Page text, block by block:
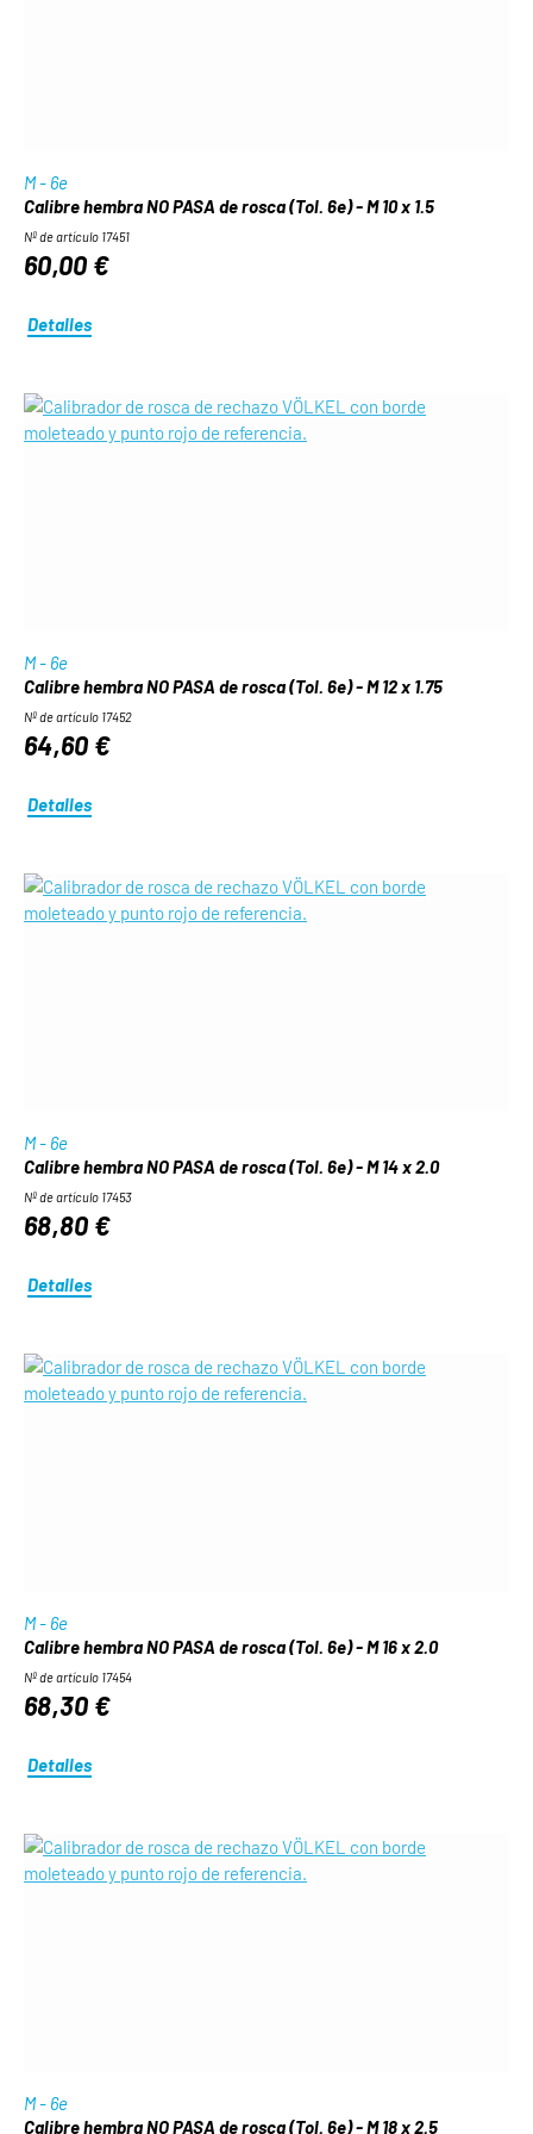
M - 6e
Calibre hembra NO PASA de rosca (Tol. 6e) - M 10 x 1.5
Nº de artículo 17451
60,00 €
Detalles
M - 6e
Calibre hembra NO PASA de rosca (Tol. 6e) - M 12 x 1.75
Nº de artículo 17452
64,60 €
Detalles
M - 6e
Calibre hembra NO PASA de rosca (Tol. 6e) - M 14 x 2.0
Nº de artículo 17453
68,80 €
Detalles
M - 6e
Calibre hembra NO PASA de rosca (Tol. 6e) - M 16 x 2.0
Nº de artículo 17454
68,30 €
Detalles
M - 6e
Calibre hembra NO PASA de rosca (Tol. 6e) - M 18 x 2.5